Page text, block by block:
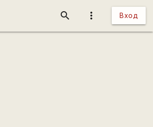
more_vert Вход
search